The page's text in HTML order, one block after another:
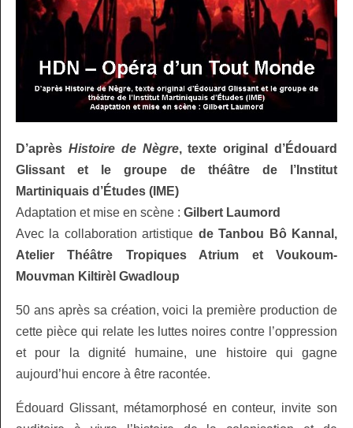
D’après Histoire de Nègre, texte original d’Édouard
Glissant et le groupe de théâtre de l’Institut
Martiniquais d’Études (IME)
Adaptation et mise en scène : Gilbert Laumord
Avec la collaboration artistique de Tanbou Bô Kannal,
Atelier Théâtre Tropiques Atrium et Voukoum-
Mouvman Kiltirèl Gwadloup
50 ans après sa création, voici la première production de
cette pièce qui relate les luttes noires contre l’oppression
et pour la dignité humaine, une histoire qui gagne
aujourd’hui encore à être racontée.
Édouard Glissant, métamorphosé en conteur, invite son